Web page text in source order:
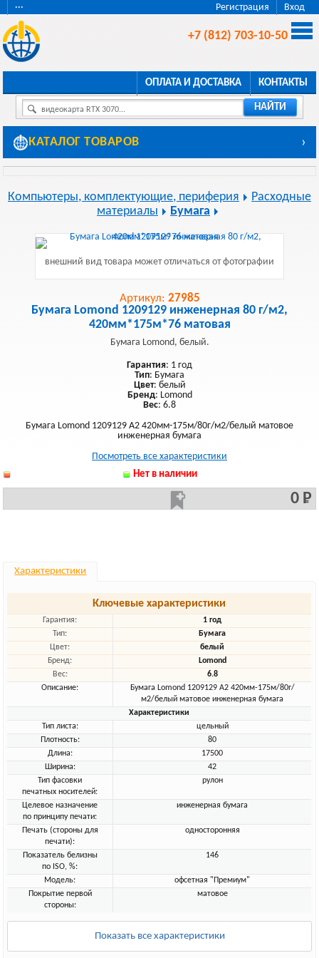
Регистрация Вход
···
+7 (812) 703-10-50
ОПЛАТА И ДОСТАВКА КОНТАКТЫ
видеокарта RTX 3070... НАЙТИ
КАТАЛОГ ТОВАРОВ ›
Компьютеры, комплектующие, периферия
Расходные
материалы
Бумага
внешний вид товара может отличаться от фотографии
Артикул: 27985
Бумага Lomond 1209129 инженерная 80 г/м2,
420мм*175м*76 матовая
Бумага Lomond, белый.
Гарантия: 1 год
Тип: Бумага
Цвет: белый
Бренд: Lomond
Вес: 6.8
Бумага Lomond 1209129 A2 420мм-175м/80г/м2/белый матовое
инженерная бумага
Посмотреть все характеристики
Нет в наличии
0 Р
Характеристики
Ключевые характеристики
Гарантия:
1 год
Тип:
Бумага
Цвет:
белый
Бренд:
Lomond
Вес:
6.8
Описание:
Бумага Lomond 1209129 A2 420мм-175м/80г/
м2/белый матовое инженерная бумага
Характеристики
Тип листа:
цельный
Плотность:
80
Длина:
17500
Ширина:
42
Тип фасовки
печатных носителей:
рулон
Целевое назначение
по принципу печати:
инженерная бумага
Печать (стороны для
печати):
односторонняя
Показатель белизны
по ISO, %:
146
Модель:
офсетная "Премиум"
Покрытие первой
стороны:
матовое
Показать все характеристики